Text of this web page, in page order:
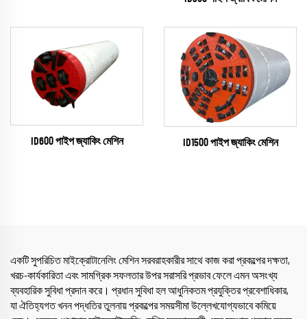
ID600 পাইপ জ্যাকিং মেশিন ID1500 পাইপ জ্যাকিং মেশিন
একটি সুপরিচিত মাইক্রোটানেলিং মেশিন সরবরাহকারীর সাথে কাজ করা প্রকল্পের দক্ষতা,
খরচ-কার্যকারিতা এবং সামগ্রিক সফলতার উপর সরাসরি প্রভাব ফেলে এমন অসংখ্য
ব্যবহারিক সুবিধা প্রদান করে। প্রধান সুবিধা হল আধুনিকতম প্রযুক্তির প্রবেশাধিকার,
যা ঐতিহ্যগত খনন পদ্ধতির তুলনায় প্রকল্পের সময়সীমা উল্লেখযোগ্যভাবে কমিয়ে